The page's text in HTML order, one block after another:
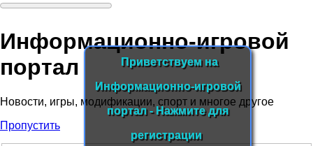
Приветствуем на
Информационно-игровой
портал - Нажмите для
регистрации
Информационно-игровой
портал
Новости, игры, модификации, спорт и многое другое
Пропустить